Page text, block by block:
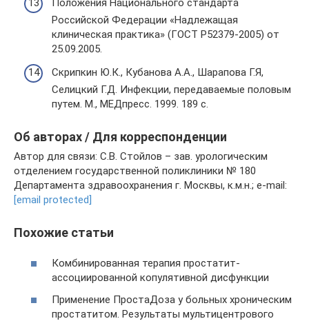
Положения Национального стандарта
Российской Федерации «Надлежащая
клиническая практика» (ГОСТ Р52379-2005) от
25.09.2005.
Скрипкин Ю.К., Кубанова А.А., Шарапова Г.Я,
Селицкий Г.Д. Инфекции, передаваемые половым
путем. М., МЕДпресс. 1999. 189 c.
Об авторах / Для корреспонденции
Автор для связи: С.В. Стойлов – зав. урологическим
отделением государственной поликлиники № 180
Департамента здравоохранения г. Москвы, к.м.н.; e-mail:
[email protected]
Похожие статьи
Комбинированная терапия простатит-
ассоциированной копулятивной дисфункции
Применение ПростаДоза у больных хроническим
простатитом. Результаты мультицентрового